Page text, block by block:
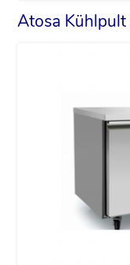
Atosa